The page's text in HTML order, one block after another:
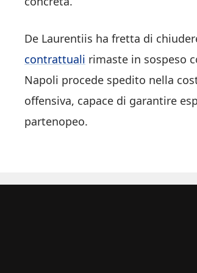
De Laurentiis ha fretta di
contrattuali rimaste in sospeso
Napoli procede spedito nella
offensiva, capace di garantire
partenopeo.